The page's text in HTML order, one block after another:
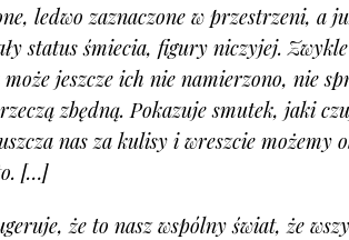
ledwo zaznaczone w przestrzeni, a
status śmiecia, figury niczyjej.
jeszcze ich nie namierzono, nie
zbędną. Pokazuje smutek, jaki
nas za kulisy i wreszcie możemy
[…]
że to nasz wspólny świat, że